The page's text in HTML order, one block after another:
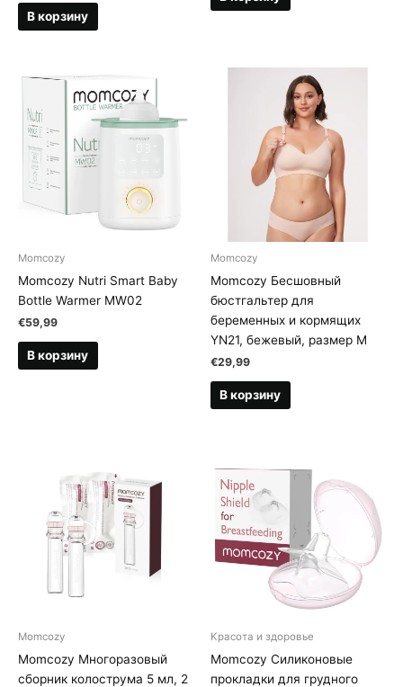
В корзину
Momcozy
Momcozy Nutri Smart Baby
Bottle Warmer MW02
€59,99
В корзину
Momcozy
Momcozy Бесшовный
бюстгальтер для
беременных и кормящих
YN21, бежевый, размер M
€29,99
В корзину
Momcozy
Momcozy Многоразовый
сборник колострума 5 мл, 2
Kрасота и здоровье
Momcozy Силиконовые
прокладки для грудного